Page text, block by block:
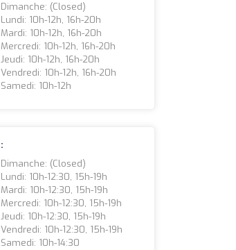
Dimanche: (closed)
Lundi: 10h-12h, 16h-20h
Mardi: 10h-12h, 16h-20h
Mercredi: 10h-12h, 16h-20h
Jeudi: 10h-12h, 16h-20h
Vendredi: 10h-12h, 16h-20h
Samedi: 10h-12h
:
Dimanche: (closed)
Lundi: 10h-12:30, 15h-19h
Mardi: 10h-12:30, 15h-19h
Mercredi: 10h-12:30, 15h-19h
Jeudi: 10h-12:30, 15h-19h
Vendredi: 10h-12:30, 15h-19h
Samedi: 10h-14:30